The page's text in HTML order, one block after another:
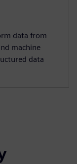
data from
machine
data